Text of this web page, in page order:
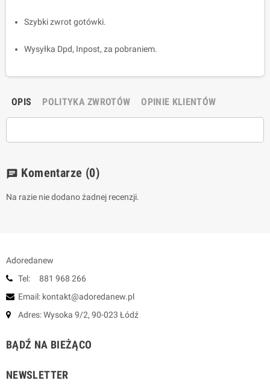
Szybki zwrot gotówki.
Wysyłka Dpd, Inpost, za pobraniem.
OPIS POLITYKA ZWROTÓW OPINIE KLIENTÓW
chat Komentarze (0)
Na razie nie dodano żadnej recenzji.
Adoredanew
Tel: 881 968 266
Email: kontakt@adoredanew.pl
Adres: Wysoka 9/2, 90-023 Łódź
BĄDŹ NA BIEŻĄCO
NEWSLETTER